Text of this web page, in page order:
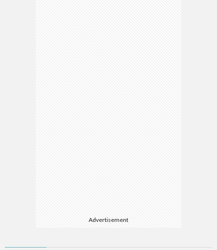
Advertisement